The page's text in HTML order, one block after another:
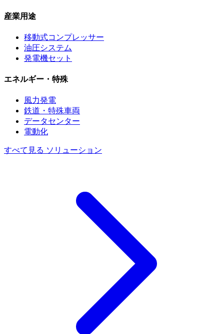
産業用途
移動式コンプレッサー
油圧システム
発電機セット
エネルギー・特殊
風力発電
鉄道・特殊車両
データセンター
電動化
すべて見る ソリューション